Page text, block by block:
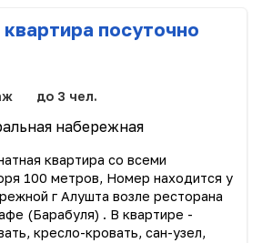
посуточно
до 3 чел.
набережная
квартира со всеми
100 метров, Номер находится у
г Алушта возле ресторана
(Барабуля) . В квартире -
кресло-кровать, сан-узел,